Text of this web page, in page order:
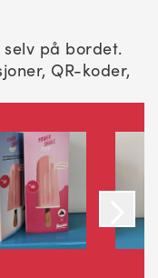
på bordet.
QR-koder,